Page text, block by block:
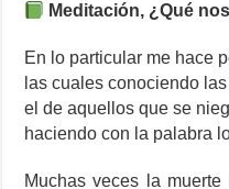
Meditación, ¿Qué
En lo particular me hace
las cuales conociendo
el de aquellos que se
haciendo con la palabra
Muchas veces la